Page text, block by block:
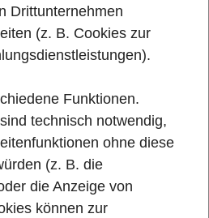
Drittunternehmen
(z. B. Cookies zur
Funktionen.
technisch notwendig,
ohne diese
(z. B. die
die Anzeige von
können zur